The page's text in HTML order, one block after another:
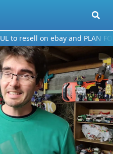
to resell on ebay and PLAN